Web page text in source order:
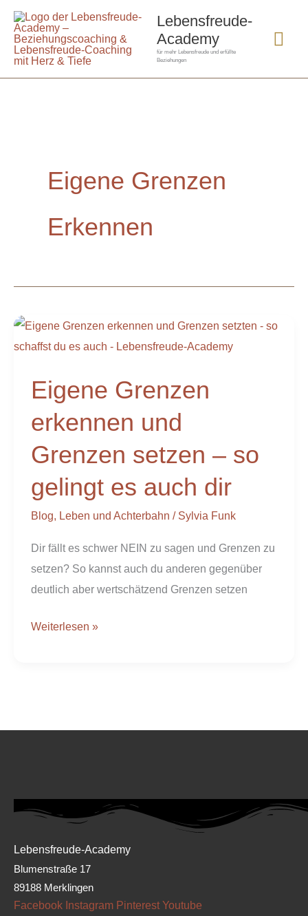
Zum
Inhalt
springen
Lebensfreude-
Academy
für mehr Lebensfreude und erfüllte
Beziehungen
Eigene Grenzen
Erkennen
Eigene Grenzen
erkennen und
Grenzen setzen – so
gelingt es auch dir
Blog, Leben und Achterbahn / Sylvia Funk
Dir fällt es schwer NEIN zu sagen und Grenzen zu
setzen? So kannst auch du anderen gegenüber
deutlich aber wertschätzend Grenzen setzen
Eigene
Grenzen
und
Grenzen
setzen
–
gelingt
es
dir
Weiterlesen »
Lebensfreude-Academy
Blumenstraße 17
89188 Merklingen
Facebook Instagram Pinterest Youtube